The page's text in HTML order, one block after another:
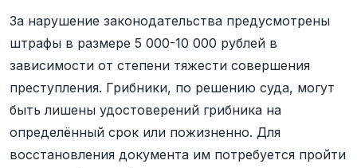
За нарушение законодательства предусмотрены
штрафы в размере 5 000-10 000 рублей в
зависимости от степени тяжести совершения
преступления. Грибники, по решению суда, могут
быть лишены удостоверений грибника на
определённый срок или пожизненно. Для
восстановления документа им потребуется пройти